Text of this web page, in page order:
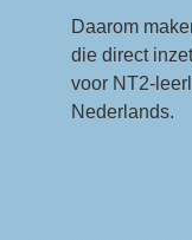
Daarom
die direct
voor NT2-
Nederlands.